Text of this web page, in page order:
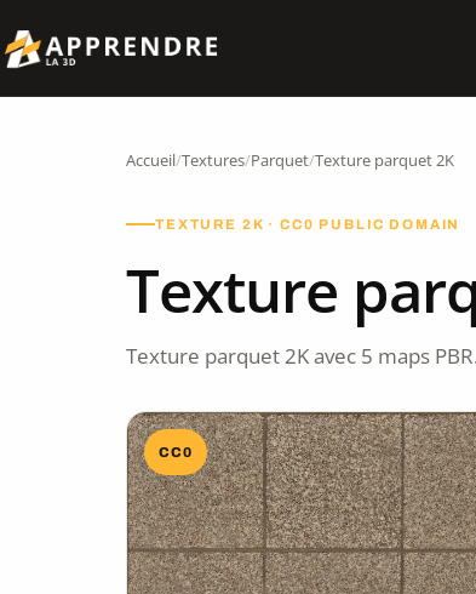
Accueil/Textures/Parquet/Texture parquet 2K
TEXTURE 2K · CC0 PUBLIC DOMAIN
Texture
Texture parquet 2K avec 5 maps
CC0